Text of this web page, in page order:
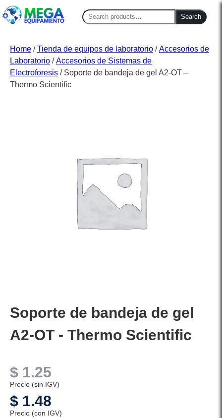
Search
for:
Search
Home /Tienda de equipos de laboratorio /Accesorios de
Laboratorio /Accesorios de Sistemas de
Electroforesis / Soporte de bandeja de gel A2-OT –
Thermo Scientific
Soporte de bandeja de gel
A2-OT - Thermo Scientific
$ 1.25
Precio (sin IGV)
$ 1.48
Precio (con IGV)